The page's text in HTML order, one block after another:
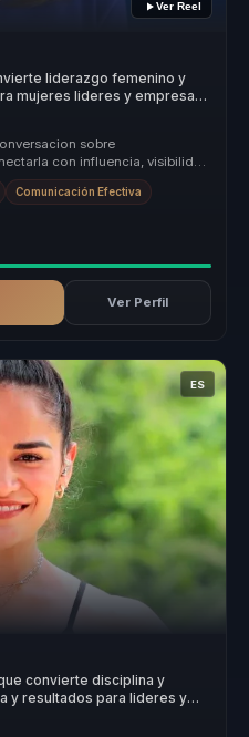
Ver Reel
liderazgo femenino y
mujeres lideres y empresas
sobre
con influencia, visibilidad
Comunicación Efectiva
Ver Perfil
ES
convierte disciplina y
y resultados para lideres y